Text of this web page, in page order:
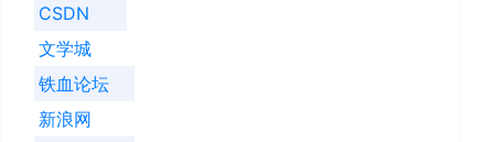
CSDN
文学城
铁血论坛
新浪网